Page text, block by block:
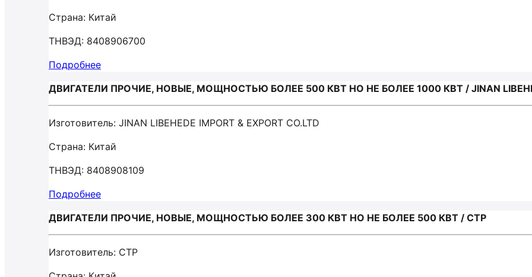
Страна: Китай
ТНВЭД: 8408906700
Подробнее
ДВИГАТЕЛИ ПРОЧИЕ, НОВЫЕ, МОЩНОСТЬЮ БОЛЕЕ 500 КВТ НО НЕ БОЛЕЕ 1000 КВТ / JINAN
Изготовитель: JINAN LIBEHEDE IMPORT & EXPORT CO.LTD
Страна: Китай
ТНВЭД: 8408908109
Подробнее
ДВИГАТЕЛИ ПРОЧИЕ, НОВЫЕ, МОЩНОСТЬЮ БОЛЕЕ 300 КВТ НО НЕ БОЛЕЕ 500 КВТ / CTP
Изготовитель: CTP